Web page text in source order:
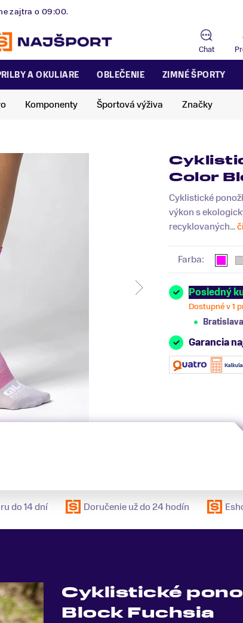
zajtra o 09:00.
Chat
A OKULIARE OBLEČENIE ZIMNÉ ŠPORTY
Komponenty Športová výživa Značky
Color
Cyklistické
výkon s
recyklovaných...
Farba:
Posledný
Dostupné v 1
Garancia
do 14 dní Doručenie už do 24 hodín
Cyklistické
Block Fuchsia